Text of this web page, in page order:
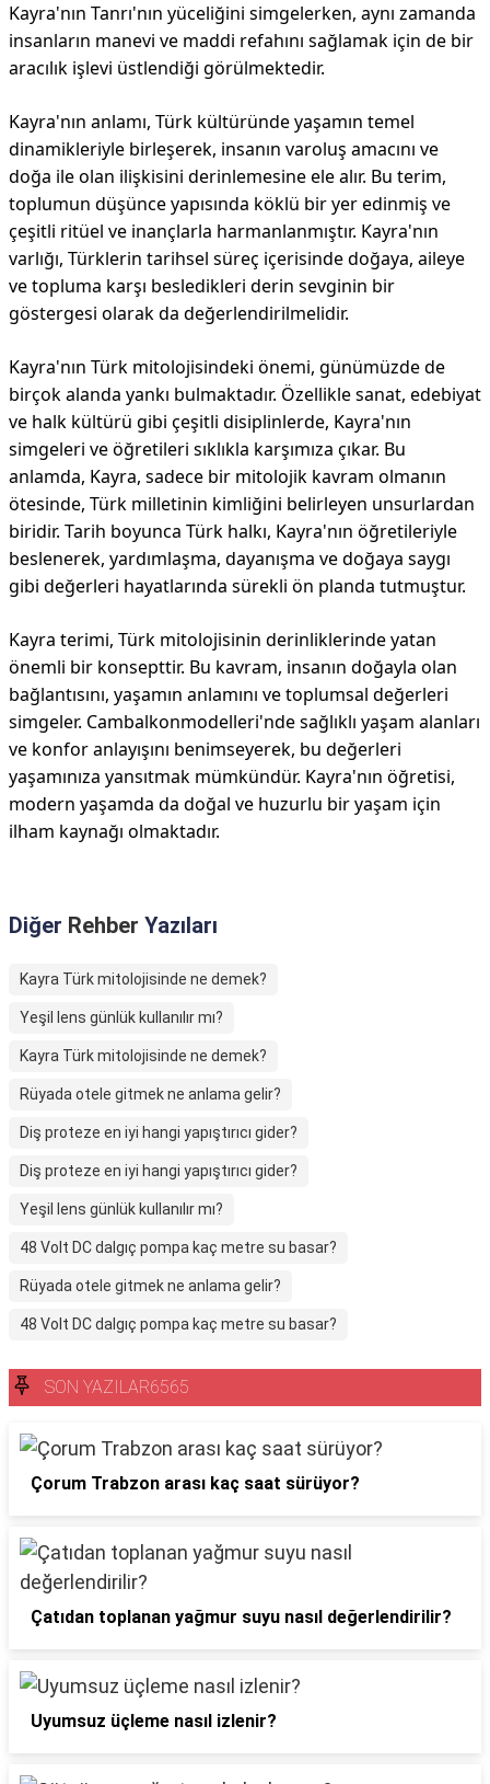
Kayra'nın Tanrı'nın yüceliğini simgelerken, aynı zamanda
insanların manevi ve maddi refahını sağlamak için de bir
aracılık işlevi üstlendiği görülmektedir.
Kayra'nın anlamı, Türk kültüründe yaşamın temel
dinamikleriyle birleşerek, insanın varoluş amacını ve
doğa ile olan ilişkisini derinlemesine ele alır. Bu terim,
toplumun düşünce yapısında köklü bir yer edinmiş ve
çeşitli ritüel ve inançlarla harmanlanmıştır. Kayra'nın
varlığı, Türklerin tarihsel süreç içerisinde doğaya, aileye
ve topluma karşı besledikleri derin sevginin bir
göstergesi olarak da değerlendirilmelidir.
Kayra'nın Türk mitolojisindeki önemi, günümüzde de
birçok alanda yankı bulmaktadır. Özellikle sanat, edebiyat
ve halk kültürü gibi çeşitli disiplinlerde, Kayra'nın
simgeleri ve öğretileri sıklıkla karşımıza çıkar. Bu
anlamda, Kayra, sadece bir mitolojik kavram olmanın
ötesinde, Türk milletinin kimliğini belirleyen unsurlardan
biridir. Tarih boyunca Türk halkı, Kayra'nın öğretileriyle
beslenerek, yardımlaşma, dayanışma ve doğaya saygı
gibi değerleri hayatlarında sürekli ön planda tutmuştur.
Kayra terimi, Türk mitolojisinin derinliklerinde yatan
önemli bir konsepttir. Bu kavram, insanın doğayla olan
bağlantısını, yaşamın anlamını ve toplumsal değerleri
simgeler. Cambalkonmodelleri'nde sağlıklı yaşam alanları
ve konfor anlayışını benimseyerek, bu değerleri
yaşamınıza yansıtmak mümkündür. Kayra'nın öğretisi,
modern yaşamda da doğal ve huzurlu bir yaşam için
ilham kaynağı olmaktadır.
Diğer Rehber Yazıları
Kayra Türk mitolojisinde ne demek?
Yeşil lens günlük kullanılır mı?
Kayra Türk mitolojisinde ne demek?
Rüyada otele gitmek ne anlama gelir?
Diş proteze en iyi hangi yapıştırıcı gider?
Diş proteze en iyi hangi yapıştırıcı gider?
Yeşil lens günlük kullanılır mı?
48 Volt DC dalgıç pompa kaç metre su basar?
Rüyada otele gitmek ne anlama gelir?
48 Volt DC dalgıç pompa kaç metre su basar?
SON YAZILAR6565
Çorum Trabzon arası kaç saat sürüyor?
Çatıdan toplanan yağmur suyu nasıl değerlendirilir?
Uyumsuz üçleme nasıl izlenir?